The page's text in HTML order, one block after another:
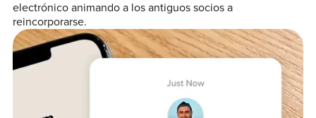
electrónico animando a los antiguos socios a
reincorporarse.